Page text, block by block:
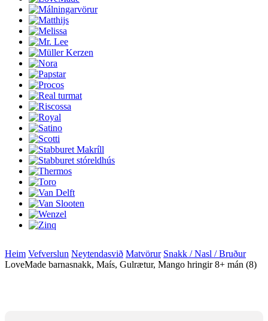
Heim Vefverslun Neytendasvið Matvörur Snakk / Nasl / Bruður
LoveMade barnasnakk, Maís, Gulrætur, Mango hringir 8+ mán (8)